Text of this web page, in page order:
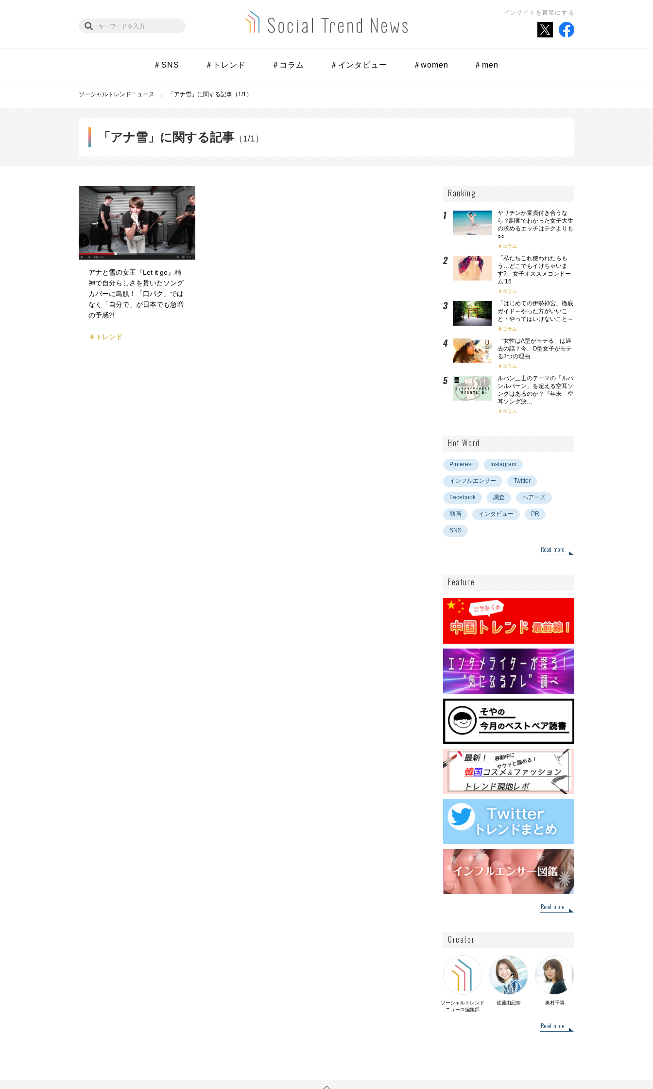
インサイトを言葉にする
＃SNS ＃トレンド ＃コラム ＃インタビュー ＃women ＃men
ソーシャルトレンドニュース 「アナ雪」に関する記事（1/1）
「アナ雪」に関する記事 （1/1）
アナと雪の女王『Let it go』精
神で自分らしさを貫いたソング
カバーに鳥肌！「口パク」では
なく「自分で」が日本でも急増
の予感?!
＃トレンド
Ranking
ヤリチンか童貞付き合うな
ら？調査でわかった女子大生
の求めるエッチはテクよりも
○○
コラム
「私たちこれ使われたらも
う…どこでもイけちゃいま
す?」女子オススメコンドー
ム’15
コラム
「はじめての伊勢神宮」徹底
ガイド～やった方がいいこ
と・やってはいけないこと～
コラム
「女性はA型がモテる」は過
去の話？今、O型女子がモテ
る3つの理由
コラム
ルパン三世のテーマの「ルパ
ンルパーン」を超える空耳ソ
ングはあるのか？『年末 空
耳ソング決…
コラム
Hot Word
Pinterest Instagram
インフルエンサー Twitter
Facebook 調査 ペアーズ
動画 インタビュー PR
SNS
Read more
Feature
Read more
Creator
ソーシャルトレンド
ニュース編集部
佐藤由紀奈 奥村千尋
Read more